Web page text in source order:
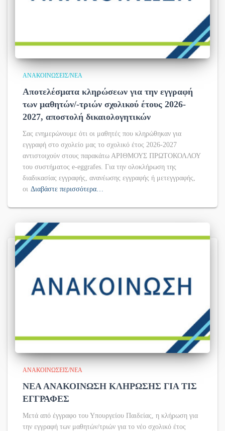
ΑΝΑΚΟΙΝΏΣΕΙΣ/ΝΈΑ
Αποτελέσματα κληρώσεων για την εγγραφή
των μαθητών/-τριών σχολικού έτους 2026-
2027, αποστολή δικαιολογητικών
Σας ενημερώνουμε ότι οι μαθητές που κληρώθηκαν για
εγγραφή στο σχολείο μας το σχολικό έτος 2026-2027
αντιστοιχούν στους παρακάτω ΑΡΙΘΜΟΥΣ ΠΡΩΤΟΚΟΛΛΟΥ
του συστήματος e-eggrafes. Για την ολοκλήρωση της
διαδικασίας εγγραφής, ανανέωσης εγγραφής ή μετεγγραφής,
οι Διαβάστε περισσότερα…
ΑΝΑΚΟΙΝΏΣΕΙΣ/ΝΈΑ
ΝΕΑ ΑΝΑΚΟΙΝΩΣΗ ΚΛΗΡΩΣΗΣ ΓΙΑ ΤΙΣ
ΕΓΓΡΑΦΕΣ
Μετά από έγγραφο του Υπουργείου Παιδείας, η κλήρωση για
την εγγραφή των μαθητών/τριών για το νέο σχολικό έτος